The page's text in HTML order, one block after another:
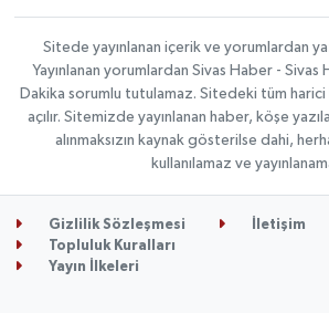
Sitede yayınlanan içerik ve yorumlardan
Yayınlanan yorumlardan Sivas Haber - Sivas
Dakika sorumlu tutulamaz. Sitedeki tüm harici
açılır. Sitemizde yayınlanan haber, köşe
alınmaksızın kaynak gösterilse dahi,
kullanılamaz ve
Gizlilik Sözleşmesi
İletişim
Topluluk Kuralları
Yayın İlkeleri